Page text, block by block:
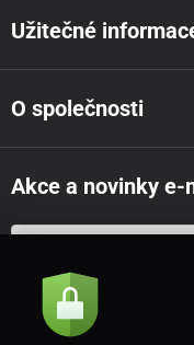
Užitečné
O společnosti
Akce a novinky e-
Souhlasím se